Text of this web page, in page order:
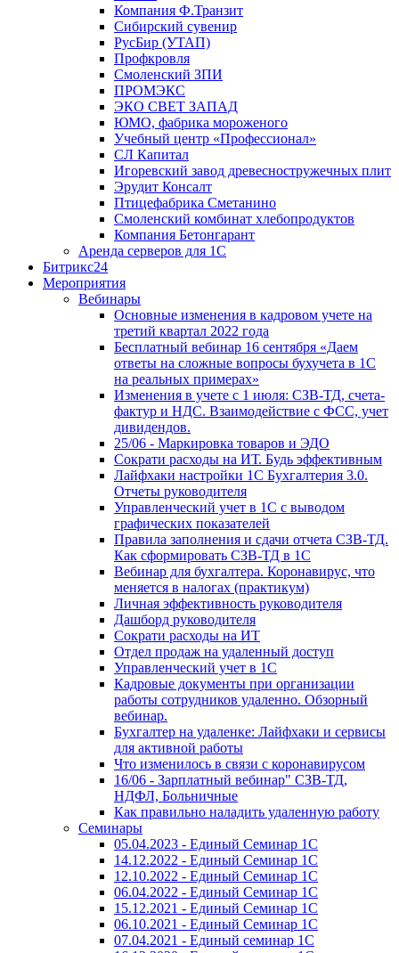
Компания Ф.Транзит
Сибирский сувенир
РусБир (УТАП)
Профкровля
Смоленский ЗПИ
ПРОМЭКС
ЭКО СВЕТ ЗАПАД
ЮМО, фабрика мороженого
Учебный центр «Профессионал»
СЛ Капитал
Игоревский завод древесностружечных плит
Эрудит Консалт
Птицефабрика Сметанино
Смоленский комбинат хлебопродуктов
Компания Бетонгарант
Аренда серверов для 1С
Битрикс24
Мероприятия
Вебинары
Основные изменения в кадровом учете на
третий квартал 2022 года
Бесплатный вебинар 16 сентября «Даем
ответы на сложные вопросы бухучета в 1С
на реальных примерах»
Изменения в учете с 1 июля: СЗВ-ТД, счета-
фактур и НДС. Взаимодействие с ФСС, учет
дивидендов.
25/06 - Маркировка товаров и ЭДО
Сократи расходы на ИТ. Будь эффективным
Лайфхаки настройки 1С Бухгалтерия 3.0.
Отчеты руководителя
Управленческий учет в 1С с выводом
графических показателей
Правила заполнения и сдачи отчета СЗВ-ТД.
Как сформировать СЗВ-ТД в 1С
Вебинар для бухгалтера. Коронавирус, что
меняется в налогах (практикум)
Личная эффективность руководителя
Дашборд руководителя
Сократи расходы на ИТ
Отдел продаж на удаленный доступ
Управленческий учет в 1С
Кадровые документы при организации
работы сотрудников удаленно. Обзорный
вебинар.
Бухгалтер на удаленке: Лайфхаки и сервисы
для активной работы
Что изменилось в связи с коронавирусом
16/06 - Зарплатный вебинар" СЗВ-ТД,
НДФЛ, Больничные
Как правильно наладить удаленную работу
Семинары
05.04.2023 - Единый Семинар 1С
14.12.2022 - Единый Семинар 1С
12.10.2022 - Единый Семинар 1С
06.04.2022 - Единый Семинар 1С
15.12.2021 - Единый Семинар 1С
06.10.2021 - Единый Семинар 1С
07.04.2021 - Единый семинар 1С